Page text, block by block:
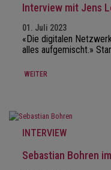
Interview mit Jens
01. Juli 2023
«Die digitalen
alles aufgemischt.»
WEITER
INTERVIEW
Sebastian Bohren